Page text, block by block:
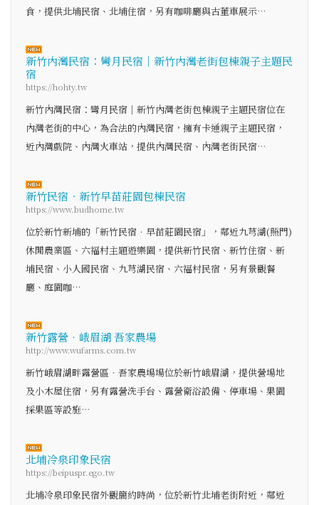
食，提供北埔民宿、北埔住宿，另有咖啡廳與古董車展示…
新竹內灣民宿：彎月民宿｜新竹內灣老街包棟親子主題民
宿
https://hohty.tw
新竹內灣民宿：彎月民宿｜新竹內灣老街包棟親子主題民宿位在
內灣老街的中心，為合法的內灣民宿，擁有卡通親子主題民宿，
近內灣戲院、內灣火車站，提供內灣民宿、內灣老街民宿…
新竹民宿．新竹早苗莊園包棟民宿
https://www.budhome.tw
位於新竹新埔的「新竹民宿．早苗莊園民宿」，鄰近九芎湖(照門)
休閒農業區、六福村主題遊樂園，提供新竹民宿、新竹住宿、新
埔民宿、小人國民宿、九芎湖民宿、六福村民宿，另有景觀餐
廳、庭園咖…
新竹露營‧峨眉湖 吾家農場
http://www.wufarms.com.tw
新竹峨眉湖畔露營區‧吾家農場場位於新竹峨眉湖，提供營場地
及小木屋住宿，另有露營洗手台、露營衛浴設備、停車場、果園
採果區等設施…
北埔冷泉印象民宿
https://beipuspr.ego.tw
北埔冷泉印象民宿外觀簡約時尚，位於新竹北埔老街附近，鄰近